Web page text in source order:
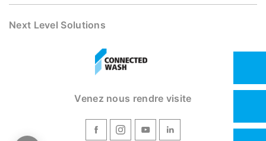
Next Level Solutions
Venez nous rendre visite